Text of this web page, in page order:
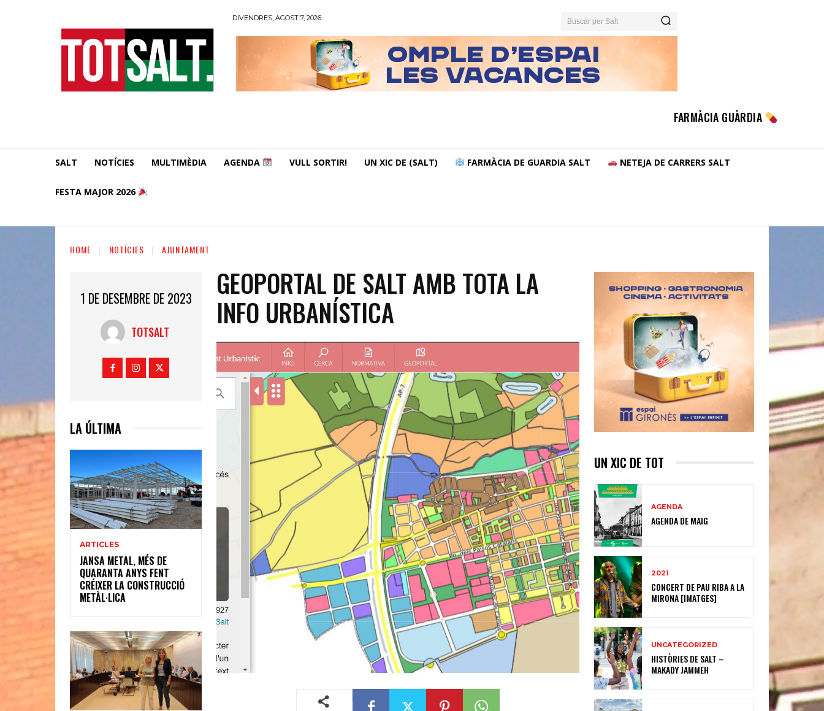
DIVENDRES, AGOST 7, 2026 Buscar per Salt
FARMÀCIA GUÀRDIA
SALT NOTÍCIES MULTIMÈDIA AGENDA VULL SORTIR! UN XIC DE (SALT) FARMÀCIA DE GUARDIA SALT NETEJA DE CARRERS SALT
FESTA MAJOR 2026
HOME NOTÍCIES AJUNTAMENT
1 DE DESEMBRE DE 2023
TOTSALT
LA ÚLTIMA
ARTICLES
JANSA METAL, MÉS DE
QUARANTA ANYS FENT
CRÉIXER LA CONSTRUCCIÓ
METÀL·LICA
GEOPORTAL DE SALT AMB TOTA LA
INFO URBANÍSTICA
UN XIC DE TOT
AGENDA
AGENDA DE MAIG
2021
CONCERT DE PAU RIBA A LA
MIRONA [IMATGES]
UNCATEGORIZED
HISTÒRIES DE SALT –
MAKADY JAMMEH